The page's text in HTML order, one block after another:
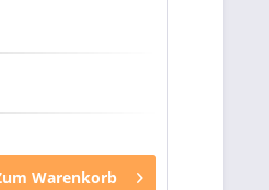
Warenkorb